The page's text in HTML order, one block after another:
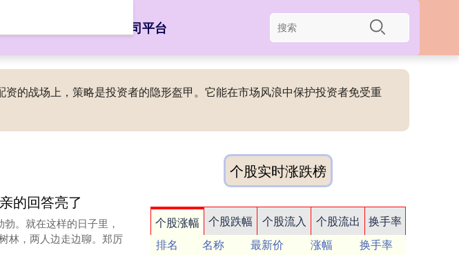
股票配资公司平台
的战场上，策略是投资者的隐形盔甲。它能在市场风浪中保护投资者免受重
的回答亮了
。就在这样的日子里，
林，两人边走边聊。郑厉
个股实时涨跌榜
个股涨幅 个股跌幅 个股流入 个股流出
换手率
排名
名称 最新价 涨幅
换手率